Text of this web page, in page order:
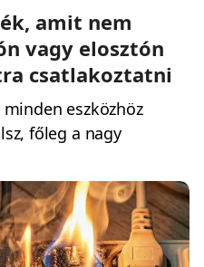
amit nem
vagy elosztón
csatlakoztatni
eszközhöz
főleg a nagy